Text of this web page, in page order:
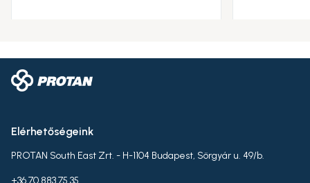
Elérhetőségeink
PROTAN South East Zrt. - H-1104 Budapest, Sörgyár u. 49/b.